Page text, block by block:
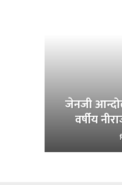
जेनजी
वर्षीय